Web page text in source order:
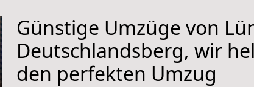
Günstige Umzüge von
Deutschlandsberg, wir
den perfekten Umzug